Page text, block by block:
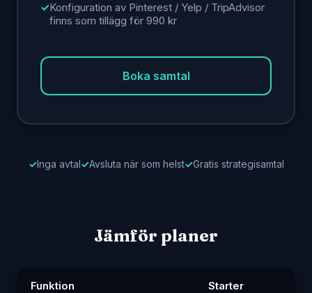
Konfiguration av Pinterest / Yelp / TripAdvisor
finns som tillägg för 990 kr
Boka samtal
Inga avtal Avsluta när som helst Gratis strategisamtal
Jämför planer
Funktion Starter